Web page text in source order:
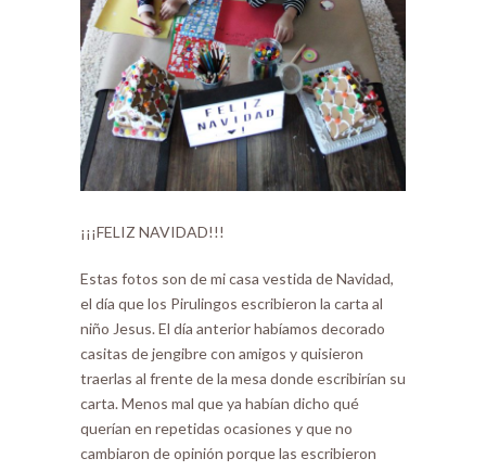
¡¡¡FELIZ NAVIDAD!!!
Estas fotos son de mi casa vestida de Navidad,
el día que los Pirulingos escribieron la carta al
niño Jesus. El día anterior habíamos decorado
casitas de jengibre con amigos y quisieron
traerlas al frente de la mesa donde escribirían su
carta. Menos mal que ya habían dicho qué
querían en repetidas ocasiones y que no
cambiaron de opinión porque las escribieron